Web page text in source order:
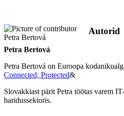
Autorid
Petra Bertová
Petra Bertová on Euroopa
Connected, Protected&
Slovakkiast pärit Petra töötas varem
haridussektoris.